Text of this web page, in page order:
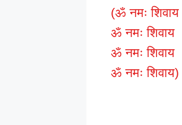
(ॐ नमः शिवाय
ॐ नमः शिवाय
ॐ नमः शिवाय
ॐ नमः शिवाय)